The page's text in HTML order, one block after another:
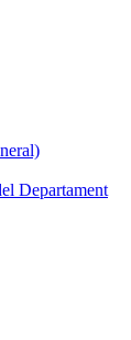
Departament